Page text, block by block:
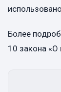
Более
10 закона «О